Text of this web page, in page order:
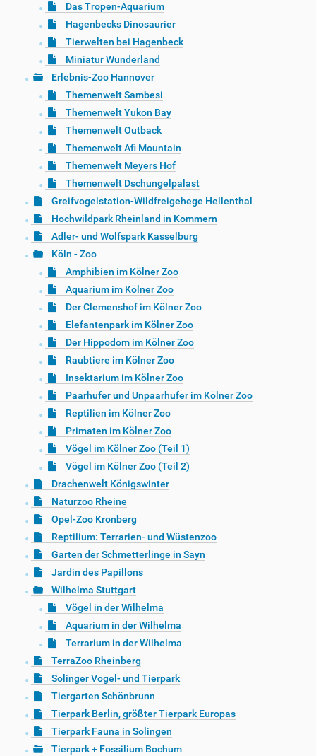
Das Tropen-Aquarium
Hagenbecks Dinosaurier
Tierwelten bei Hagenbeck
Miniatur Wunderland
Erlebnis-Zoo Hannover
Themenwelt Sambesi
Themenwelt Yukon Bay
Themenwelt Outback
Themenwelt Afi Mountain
Themenwelt Meyers Hof
Themenwelt Dschungelpalast
Greifvogelstation-Wildfreigehege Hellenthal
Hochwildpark Rheinland in Kommern
Adler- und Wolfspark Kasselburg
Köln - Zoo
Amphibien im Kölner Zoo
Aquarium im Kölner Zoo
Der Clemenshof im Kölner Zoo
Elefantenpark im Kölner Zoo
Der Hippodom im Kölner Zoo
Raubtiere im Kölner Zoo
Insektarium im Kölner Zoo
Paarhufer und Unpaarhufer im Kölner Zoo
Reptilien im Kölner Zoo
Primaten im Kölner Zoo
Vögel im Kölner Zoo (Teil 1)
Vögel im Kölner Zoo (Teil 2)
Drachenwelt Königswinter
Naturzoo Rheine
Opel-Zoo Kronberg
Reptilium: Terrarien- und Wüstenzoo
Garten der Schmetterlinge in Sayn
Jardin des Papillons
Wilhelma Stuttgart
Vögel in der Wilhelma
Aquarium in der Wilhelma
Terrarium in der Wilhelma
TerraZoo Rheinberg
Solinger Vogel- und Tierpark
Tiergarten Schönbrunn
Tierpark Berlin, größter Tierpark Europas
Tierpark Fauna in Solingen
Tierpark + Fossilium Bochum